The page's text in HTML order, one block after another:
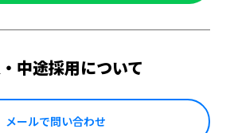
中途採用について
メールで問い合わせ